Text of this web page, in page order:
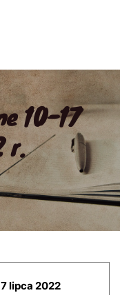
10-17
r.
lipca 2022